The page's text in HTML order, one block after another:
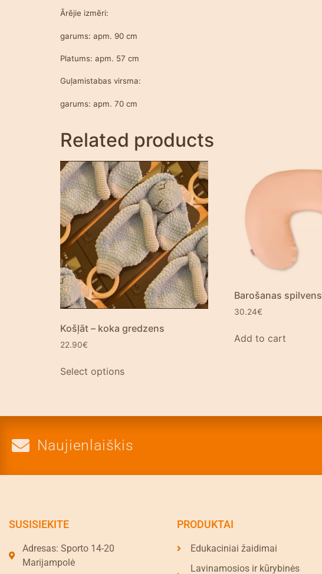
Ārējie izmēri:
garums: apm. 90 cm
Platums: apm. 57 cm
Guļamistabas virsma:
garums: apm. 70 cm
Related products
Košļāt – koka gredzens
22.90€
Select options
Barošanas spilvens
30.24€
Add to cart
Naujienlaiškis
SUSISIEKITE
Adresas: Sporto 14-20
Marijampolė
PRODUKTAI
Edukaciniai žaidimai
Lavinamosios ir kūrybinės